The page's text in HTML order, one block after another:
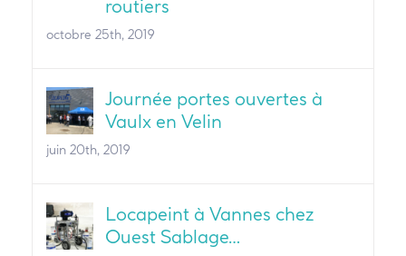
routiers
octobre 25th, 2019
Journée portes ouvertes à
Vaulx en Velin
juin 20th, 2019
Locapeint à Vannes chez
Ouest Sablage…